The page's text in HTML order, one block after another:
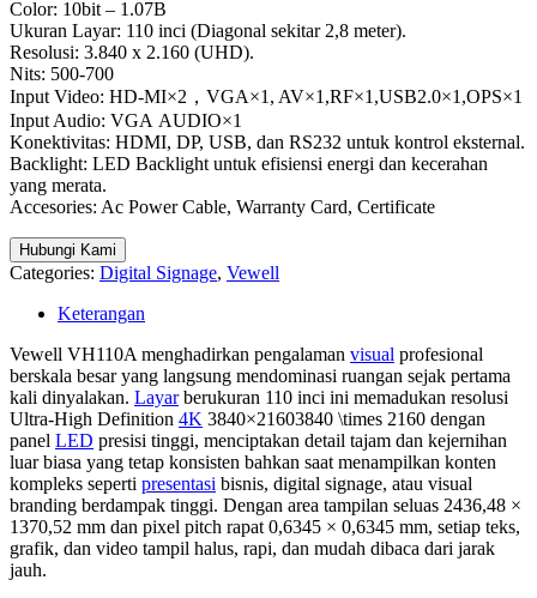
Color: 10bit – 1.07B
Ukuran Layar: 110 inci (Diagonal sekitar 2,8 meter).
Resolusi: 3.840 x 2.160 (UHD).
Nits: 500-700
Input Video: HD-MI×2，VGA×1, AV×1,RF×1,USB2.0×1,OPS×1
Input Audio: VGA AUDIO×1
Konektivitas: HDMI, DP, USB, dan RS232 untuk kontrol eksternal.
Backlight: LED Backlight untuk efisiensi energi dan kecerahan
yang merata.
Accesories: Ac Power Cable, Warranty Card, Certificate
Hubungi Kami
Categories: Digital Signage, Vewell
Keterangan
Vewell VH110A menghadirkan pengalaman visual profesional
berskala besar yang langsung mendominasi ruangan sejak pertama
kali dinyalakan. Layarberukuran 110 inci ini memadukan resolusi
Ultra-High Definition 4K 3840×21603840 \times 2160 dengan
panel LED presisi tinggi, menciptakan detail tajam dan kejernihan
luar biasa yang tetap konsisten bahkan saat menampilkan konten
kompleks seperti presentasi bisnis, digital signage, atau visual
branding berdampak tinggi. Dengan area tampilan seluas 2436,48 ×
1370,52 mm dan pixel pitch rapat 0,6345 × 0,6345 mm, setiap teks,
grafik, dan video tampil halus, rapi, dan mudah dibaca dari jarak
jauh.